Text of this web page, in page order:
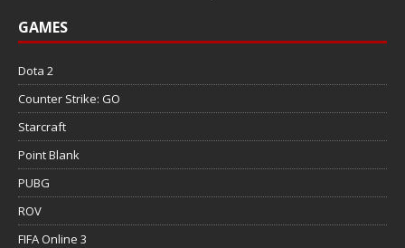
GAMES
Dota 2
Counter Strike: GO
Starcraft
Point Blank
PUBG
ROV
FIFA Online 3